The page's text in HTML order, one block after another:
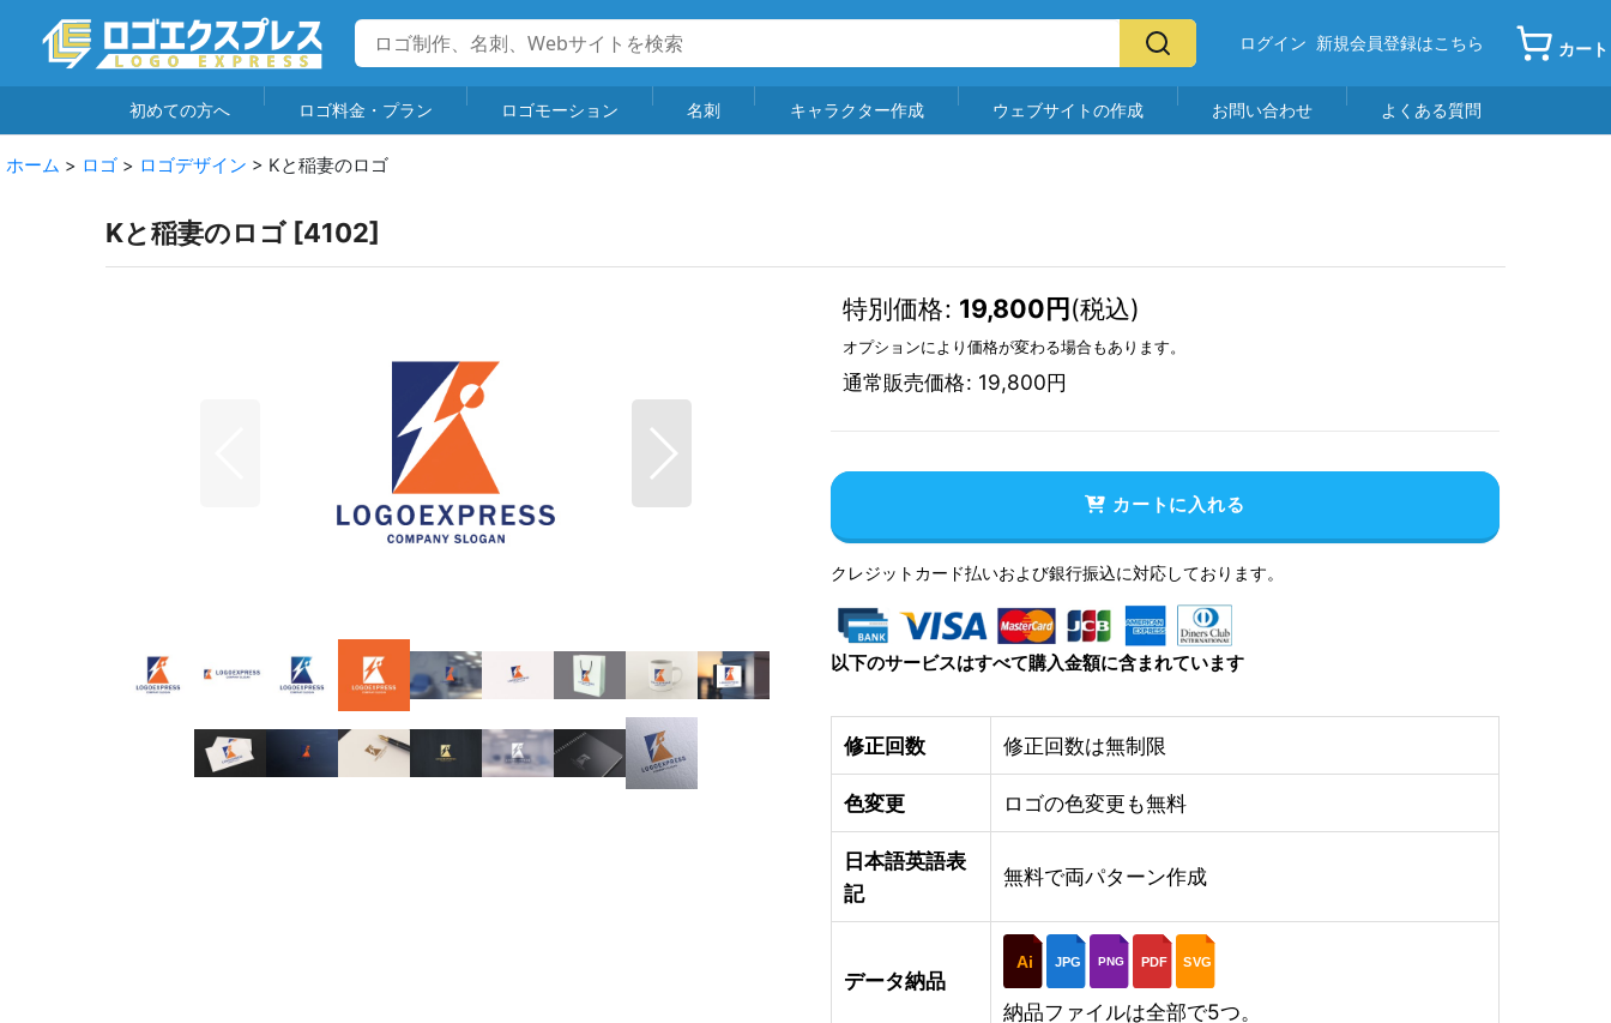
ログイン 新規会員登録はこちら カート
初めての方へ ロゴ料金・プラン ロゴモーション 名刺 キャラクター作成 ウェブサイトの作成 お問い合わせ よくある質問
ホーム > ロゴ > ロゴデザイン > Kと稲妻のロゴ
Kと稲妻のロゴ [4102]
特別価格: 19,800円(税込)
オプションにより価格が変わる場合もあります。
通常販売価格: 19,800円
カートに入れる
クレジットカード払いおよび銀行振込に対応しております。
以下のサービスはすべて購入金額に含まれています
修正回数 修正回数は無制限
色変更 ロゴの色変更も無料
日本語英語表
記
無料で両パターン作成
データ納品
Ai JPG PNG PDF SVG
納品ファイルは全部で5つ。